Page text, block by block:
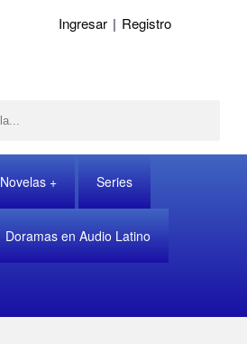
Ingresar | Registro
Novelas Series
Doramas en Audio Latino